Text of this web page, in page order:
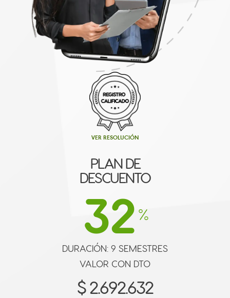
VER RESOLUCIÓN
PLAN DE
DESCUENTO
32 %
DURACIÓN: 9 SEMESTRES
VALOR CON DTO
$ 2.692.632